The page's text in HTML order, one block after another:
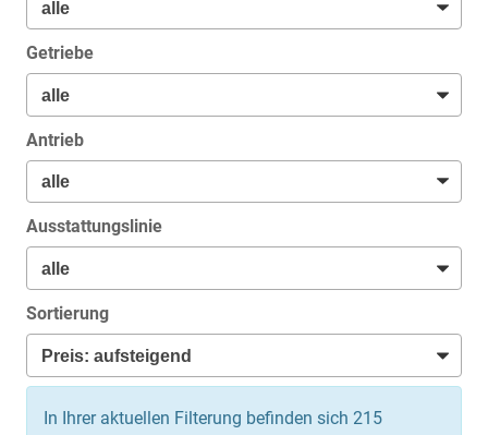
Getriebe
Antrieb
Ausstattungslinie
Sortierung
In Ihrer aktuellen Filterung befinden sich 215